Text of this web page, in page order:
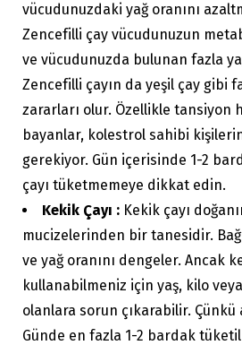
vücudunuzdaki yağ oranını
Zencefilli çay vücudunuzun
ve vücudunuzda bulunan fazla
Zencefilli çayın da yeşil çay gibi
zararları olur. Özellikle tansiyon
bayanlar, kolestrol sahibi
gerekiyor. Gün içerisinde 1-2
çayı tüketmemeye dikkat edin.
Kekik Çayı : Kekik çayı
mucizelerinden bir tanesidir.
ve yağ oranını dengeler. Ancak
kullanabilmeniz için yaş, kilo
olanlara sorun çıkarabilir. Çünkü
Günde en fazla 1-2 bardak